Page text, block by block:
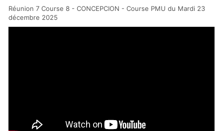
Réunion 7 Course 8 - CONCEPCION - Course PMU du Mardi 23
décembre 2025